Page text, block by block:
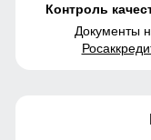
Контроль
Документы